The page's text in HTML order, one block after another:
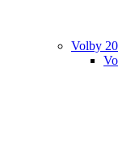
Volby